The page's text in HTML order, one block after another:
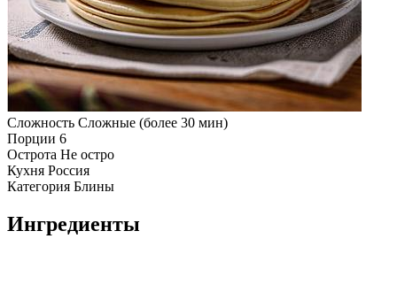
Сложность Сложные (более 30 мин)
Порции 6
Острота Не остро
Кухня Россия
Категория Блины
Ингредиенты